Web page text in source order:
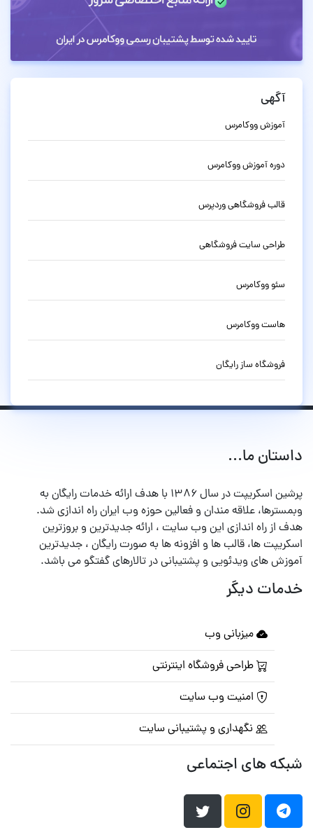
آگهی
آموزش ووکامرس
دوره آموزش ووکامرس
قالب فروشگاهی وردپرس
طراحی سایت فروشگاهی
سئو ووکامرس
هاست ووکامرس
فروشگاه ساز رایگان
داستان ما...
پرشین اسکریپت در سال ۱۳۸۶ با هدف ارائه خدمات رایگان به
وبمسترها، علاقه مندان و فعالین حوزه وب ایران راه اندازی شد.
هدف از راه اندازی این وب سایت ، ارائه جدیدترین و بروزترین
اسکریپت ها، قالب ها و افزونه ها به صورت رایگان ، جدیدترین
آموزش های ویدئویی و پشتیبانی در تالارهای گفتگو می باشد.
خدمات دیگر
میزبانی وب
طراحی فروشگاه اینترنتی
امنیت وب سایت
نگهداری و پشتیبانی سایت
شبکه های اجتماعی